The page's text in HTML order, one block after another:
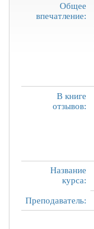
Общее
впечатление:
В книге
отзывов:
Название
курса:
Преподаватель: